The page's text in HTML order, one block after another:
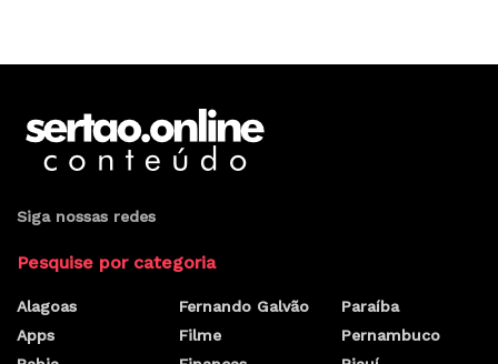
Siga nossas redes
Pesquise por categoria
Alagoas
Apps
Fernando Galvão
Filme
Paraíba
Pernambuco